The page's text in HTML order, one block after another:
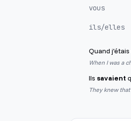
vous
ils/elles
Quand
When I was a
Ils savaient
They knew